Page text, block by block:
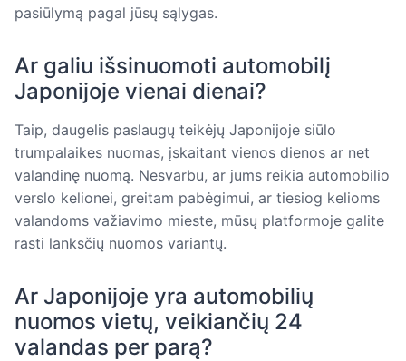
pasiūlymą pagal jūsų sąlygas.
Ar galiu išsinuomoti automobilį
Japonijoje vienai dienai?
Taip, daugelis paslaugų teikėjų Japonijoje siūlo
trumpalaikes nuomas, įskaitant vienos dienos ar net
valandinę nuomą. Nesvarbu, ar jums reikia automobilio
verslo kelionei, greitam pabėgimui, ar tiesiog kelioms
valandoms važiavimo mieste, mūsų platformoje galite
rasti lanksčių nuomos variantų.
Ar Japonijoje yra automobilių
nuomos vietų, veikiančių 24
valandas per parą?